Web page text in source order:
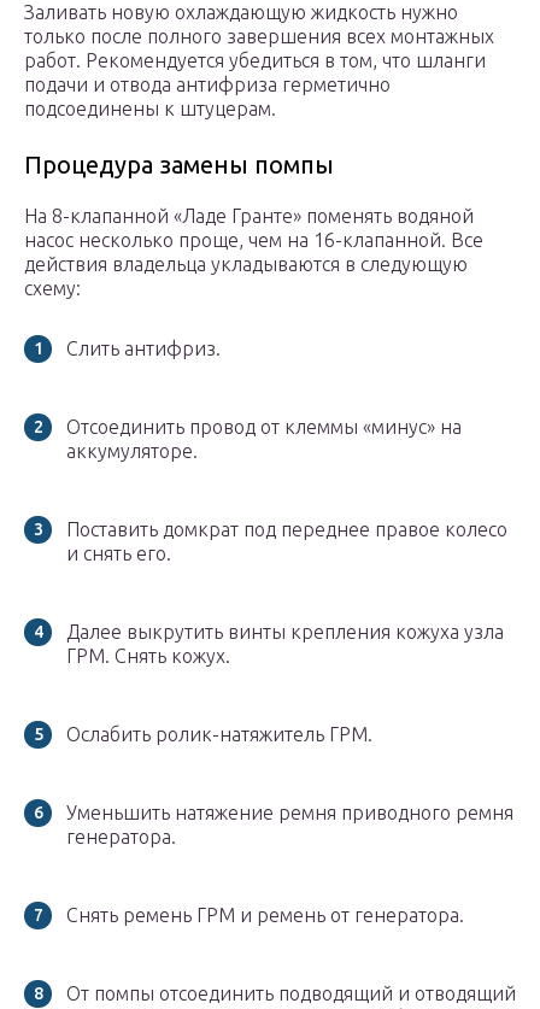
Заливать новую охлаждающую жидкость нужно
только после полного завершения всех монтажных
работ. Рекомендуется убедиться в том, что шланги
подачи и отвода антифриза герметично
подсоединены к штуцерам.
Процедура замены помпы
На 8-клапанной «Ладе Гранте» поменять водяной
насос несколько проще, чем на 16-клапанной. Все
действия владельца укладываются в следующую
схему:
Слить антифриз.
Отсоединить провод от клеммы «минус» на
аккумуляторе.
Поставить домкрат под переднее правое колесо
и снять его.
Далее выкрутить винты крепления кожуха узла
ГРМ. Снять кожух.
Ослабить ролик-натяжитель ГРМ.
Уменьшить натяжение ремня приводного ремня
генератора.
Снять ремень ГРМ и ремень от генератора.
От помпы отсоединить подводящий и отводящий